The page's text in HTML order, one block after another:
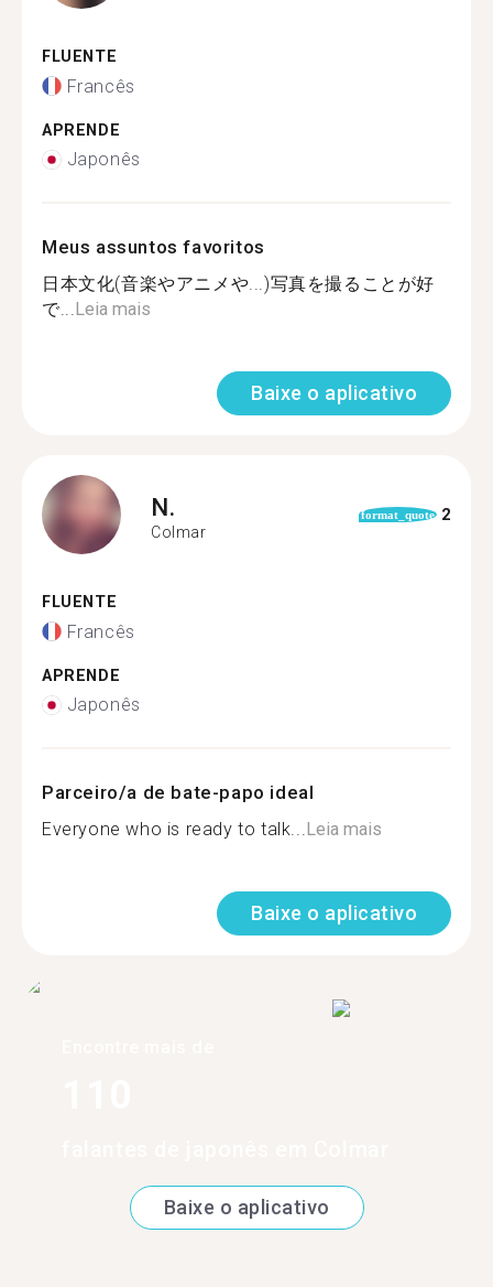
FLUENTE
Francês
APRENDE
Japonês
Meus assuntos favoritos
日本文化(音楽やアニメや...)写真を撮ることが好
で...Leia mais
Baixe o aplicativo
N.
Colmar
format_quote 2
FLUENTE
Francês
APRENDE
Japonês
Parceiro/a de bate-papo ideal
Everyone who is ready to talk...Leia mais
Baixe o aplicativo
Baixe o aplicativo